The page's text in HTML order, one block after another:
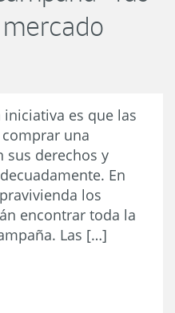
es que las
una
sus derechos y
En
los
encontrar toda la
Las […]